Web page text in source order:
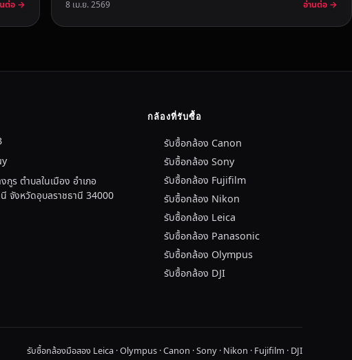
ต่อ → 8 เม.ย. 2569 อ่านต่อ →
ร ตำบลในเมือง อำเภอ
จังหวัดอุบลราชธานี 34000
กล้องที่รับซื้อ
รับซื้อกล้อง Canon
รับซื้อกล้อง Sony
รับซื้อกล้อง Fujifilm
รับซื้อกล้อง Nikon
รับซื้อกล้อง Leica
รับซื้อกล้อง Panasonic
รับซื้อกล้อง Olympus
รับซื้อกล้อง DJI
รับซื้อกล้องมือสอง Leica · Olympus · Canon · Sony · Nikon · Fujifilm · DJI